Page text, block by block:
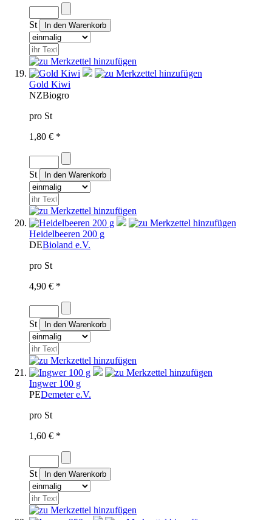
St
Gold Kiwi
NZBiogro
pro St
1,80 € *
St
Heidelbeeren 200 g
DEBioland e.V.
pro St
4,90 € *
St
Ingwer 100 g
PEDemeter e.V.
pro St
1,60 € *
St